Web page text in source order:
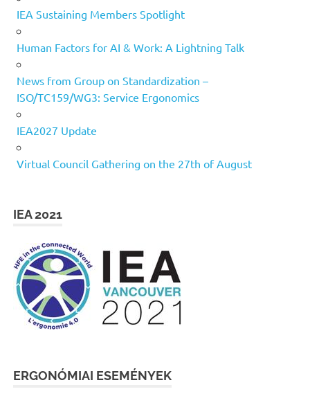
IEA Sustaining Members Spotlight
Human Factors for AI & Work: A Lightning Talk
News from Group on Standardization –
ISO/TC159/WG3: Service Ergonomics
IEA2027 Update
Virtual Council Gathering on the 27th of August
IEA 2021
ERGONÓMIAI ESEMÉNYEK